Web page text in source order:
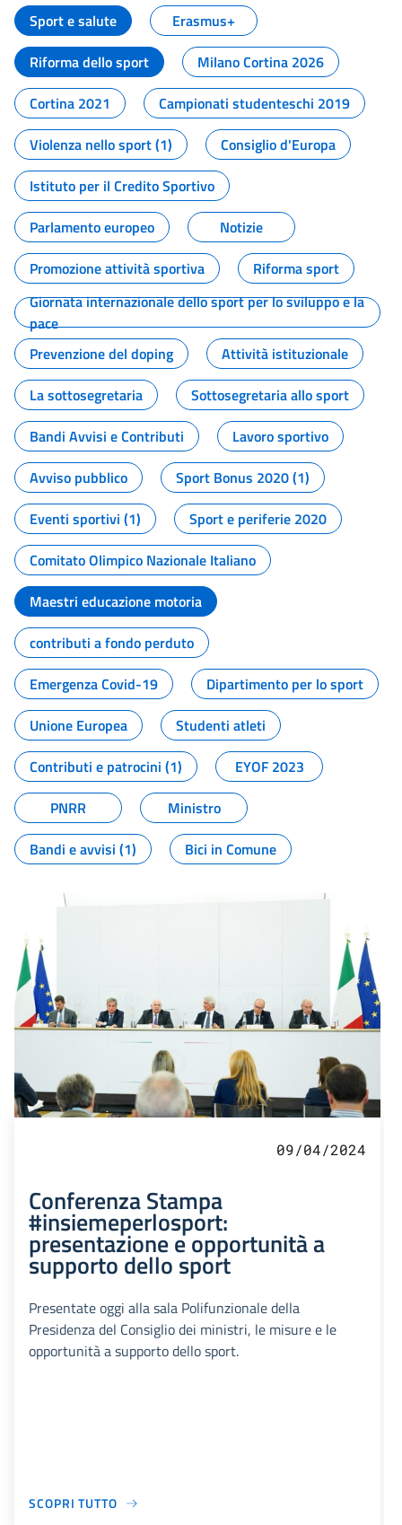
Sport e salute
Erasmus+
Riforma dello sport
Milano Cortina 2026
Cortina 2021
Campionati studenteschi 2019
Violenza nello sport (1)
Consiglio d'Europa
Istituto per il Credito Sportivo
Parlamento europeo
Notizie
Promozione attività sportiva
Riforma sport
Giornata internazionale dello sport per lo sviluppo e la
pace
Prevenzione del doping
Attività istituzionale
La sottosegretaria
Sottosegretaria allo sport
Bandi Avvisi e Contributi
Lavoro sportivo
Avviso pubblico
Sport Bonus 2020 (1)
Eventi sportivi (1)
Sport e periferie 2020
Comitato Olimpico Nazionale Italiano
Maestri educazione motoria
contributi a fondo perduto
Emergenza Covid-19
Dipartimento per lo sport
Unione Europea
Studenti atleti
Contributi e patrocini (1)
EYOF 2023
PNRR
Ministro
Bandi e avvisi (1)
Bici in Comune
09/04/2024
Conferenza Stampa
#insiemeperlosport:
presentazione e opportunità a
supporto dello sport
Presentate oggi alla sala Polifunzionale della
Presidenza del Consiglio dei ministri, le misure e le
opportunità a supporto dello sport.
SCOPRI TUTTO